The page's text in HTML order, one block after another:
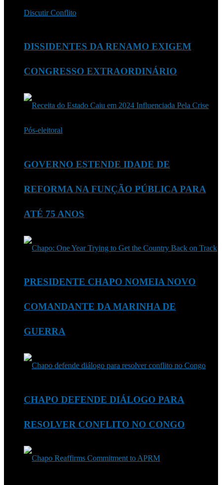
DISSIDENTES DA RENAMO EXIGEM
CONGRESSO EXTRAORDINÁRIO
GOVERNO ESTENDE IDADE DE
REFORMA NA FUNÇÃO PÚBLICA PARA
ATÉ 75 ANOS
PRESIDENTE CHAPO NOMEIA NOVO
COMANDANTE DA MARINHA DE
GUERRA
CHAPO DEFENDE DIÁLOGO PARA
RESOLVER CONFLITO NO CONGO